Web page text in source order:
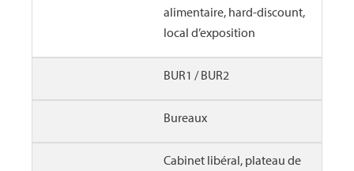
alimentaire, hard-discount,
local d’exposition
BUR1 / BUR2
Bureaux
Cabinet libéral, plateau de